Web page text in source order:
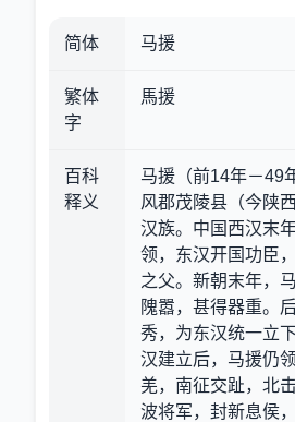
简体 马援
繁体
字
馬援
百科
释义
马援（前14年－49
风郡茂陵县（今陕
汉族。中国西汉末
领，东汉开国功臣
之父。新朝末年，
隗嚣，甚得器重。
秀，为东汉统一立
汉建立后，马援仍
羌，南征交趾，北
波将军，封新息侯，